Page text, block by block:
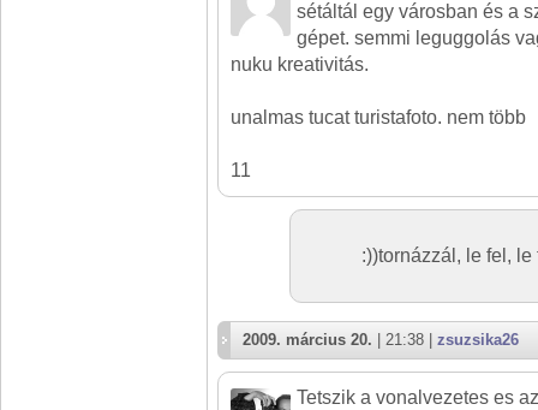
sétáltál egy városban és a
gépet. semmi leguggolás
nuku kreativitás.
unalmas tucat turistafoto. nem több
11
:))tornázzál, le fel,
2009. március 20. | 21:38 | zsuzsika26
Tetszik a vonalvezetes es